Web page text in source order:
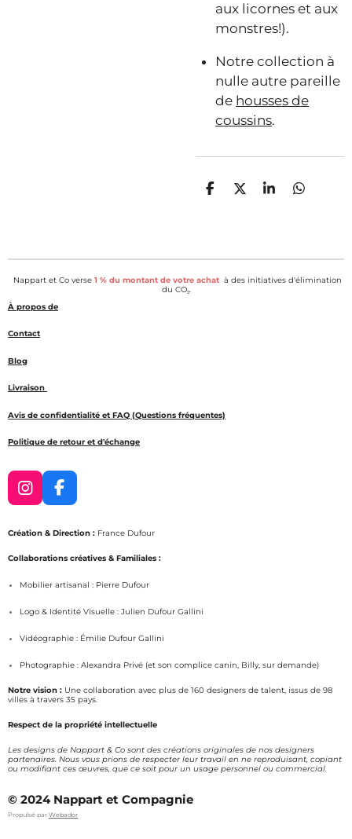
aux licornes et aux
monstres!).
Notre collection à
nulle autre pareille
de housses de
coussins.
P
g
r
P
g
r
P
g
e
r
P
g
e
r
Nappart et Co verse 1 % du montant de votre achat à des initiatives d'élimination
du CO₂.
À propos de
Contact
Blog
Livraison
Avis de confidentialité et FAQ (Questions fréquentes)
Politique de retour et d'échange
I
n
s
a
r
m
F
a
c
b
o
Création & Direction : France Dufour
Collaborations créatives & Familiales :
Mobilier artisanal : Pierre Dufour
Logo & Identité Visuelle : Julien Dufour Gallini
Vidéographie : Émilie Dufour Gallini
Photographie : Alexandra Privé (et son complice canin, Billy, sur demande)
Notre vision : Une collaboration avec plus de 160 designers de talent, issus de 98
villes à travers 35 pays.
Respect de la propriété intellectuelle
Les designs de Nappart & Co sont des créations originales de nos designers
partenaires. Nous vous prions de respecter leur travail en ne reproduisant, copiant
ou modifiant ces œuvres, que ce soit pour un usage personnel ou commercial.
© 2024 Nappart et Compagnie
Propulsé par Webador